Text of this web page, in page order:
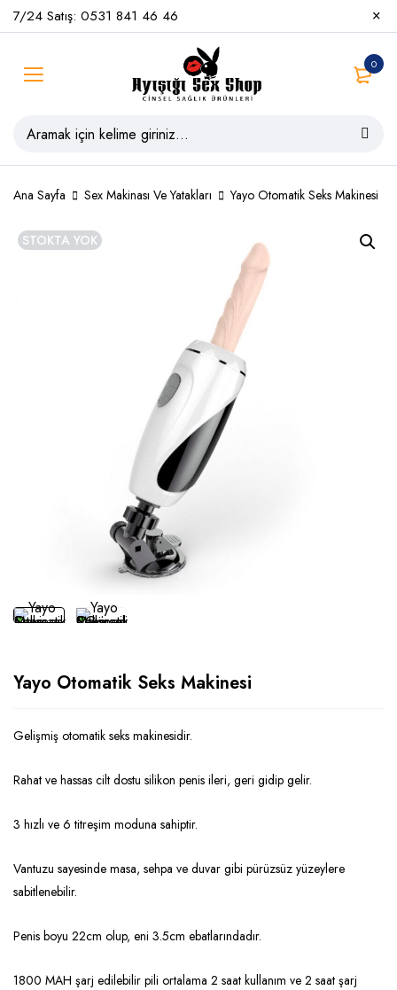
7/24 Satış: 0531 841 46 46
0
Ana Sayfa Sex Makinası Ve Yatakları Yayo Otomatik Seks Makinesi
STOKTA YOK
Yayo Otomatik Seks Makinesi
Gelişmiş otomatik seks makinesidir.
Rahat ve hassas cilt dostu silikon penis ileri, geri gidip gelir.
3 hızlı ve 6 titreşim moduna sahiptir.
Vantuzu sayesinde masa, sehpa ve duvar gibi pürüzsüz yüzeylere
sabitlenebilir.
Penis boyu 22cm olup, eni 3.5cm ebatlarındadır.
1800 MAH şarj edilebilir pili ortalama 2 saat kullanım ve 2 saat şarj